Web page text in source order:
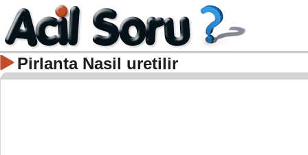
Pirlanta Nasil uretilir